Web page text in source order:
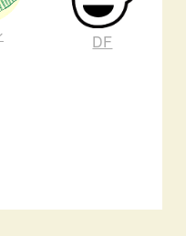
DF